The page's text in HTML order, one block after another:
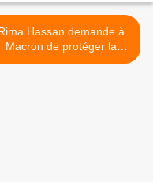
Hassan demande à
Macron de protéger la
flottille de la liberté et de